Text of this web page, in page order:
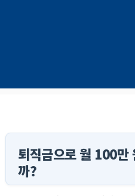
퇴직금으로 월 100만
까?